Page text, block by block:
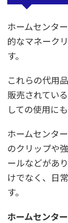
ホームセンタ
的なマネーク
す。
これらの代用
販売されてい
しての使用に
ホームセンタ
のクリップや
ールなどがあ
けでなく、日
す。
ホームセンタ